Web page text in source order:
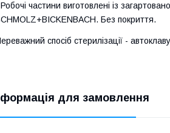
частини виготовлені із
Без покриття.
спосіб стерилізації -
для замовлення